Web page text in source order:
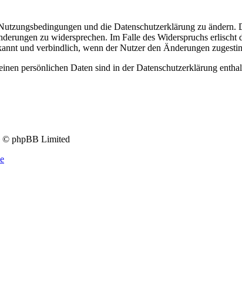
und die Datenschutzerklärung zu
zu widersprechen. Im Falle des Widerspruchs
und verbindlich, wenn der Nutzer den Änderungen
persönlichen Daten sind in der Datenschutzerklärung
© phpBB Limited